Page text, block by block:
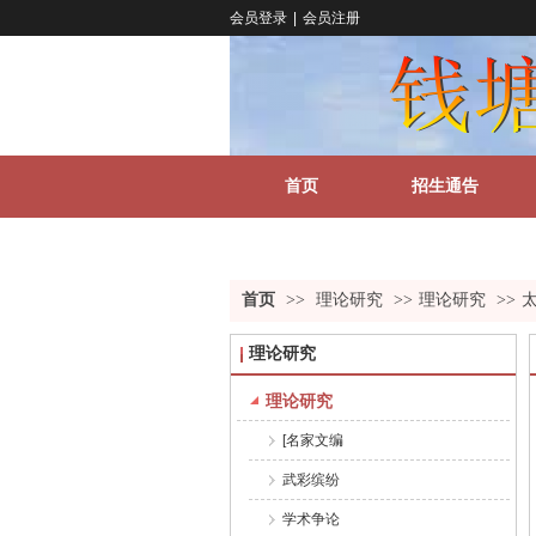
会员登录 会员注册
首页 招生通告
首页 >> 理论研究 >> 理论研究 >>
理论研究
理论研究
[名家文编
武彩缤纷
学术争论